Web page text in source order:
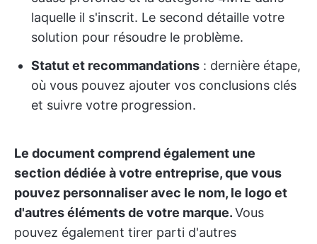
laquelle il s'inscrit. Le second détaille votre
solution pour résoudre le problème.
Statut et recommandations : dernière étape,
où vous pouvez ajouter vos conclusions clés
et suivre votre progression.
Le document comprend également une
section dédiée à votre entreprise, que vous
pouvez personnaliser avec le nom, le logo et
d'autres éléments de votre marque.Vous
pouvez également tirer parti d'autres